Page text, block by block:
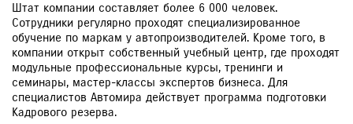
Штат компании составляет более 6 000 человек.
Сотрудники регулярно проходят специализированное
обучение по маркам у автопроизводителей. Кроме того, в
компании открыт собственный учебный центр, где проходят
модульные профессиональные курсы, тренинги и
семинары, мастер-классы экспертов бизнеса. Для
специалистов Автомира действует программа подготовки
Кадрового резерва.